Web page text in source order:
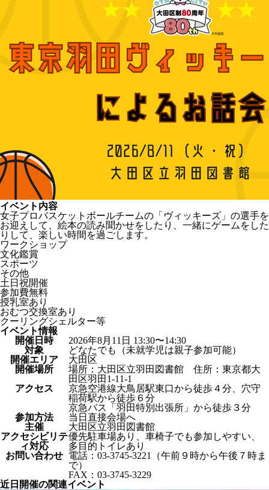
イベント内容
女子プロバスケットボールチームの「ヴィッキーズ」の選手を
お迎えして、絵本の読み聞かせをしたり、一緒にゲームをした
りして、楽しい時間を過ごします。
ワークショップ
文化鑑賞
スポーツ
その他
土日祝開催
参加費無料
授乳室あり
おむつ交換室あり
クーリングシェルター等
イベント情報
開催日時
2026年8月11日 13:30〜14:30
対象
どなたでも（未就学児は親子参加可能）
開催エリア
大田区
開催場所
場所：大田区立羽田図書館 住所：東京都大
田区羽田1-11-1
アクセス
京急空港線大鳥居駅東口から徒歩４分、穴守
稲荷駅から徒歩６分
京急バス「羽田特別出張所」から徒歩３分
参加方法
当日直接会場へ
主催
大田区立羽田図書館
アクセシビリテ
ィ対応
優先駐車場あり、車椅子でも参加しやすい、
多目的トイレあり
お問い合わせ 電話：03-3745-3221（午前９時から午後７時ま
で）
FAX：03-3745-3229
近日開催の関連イベント